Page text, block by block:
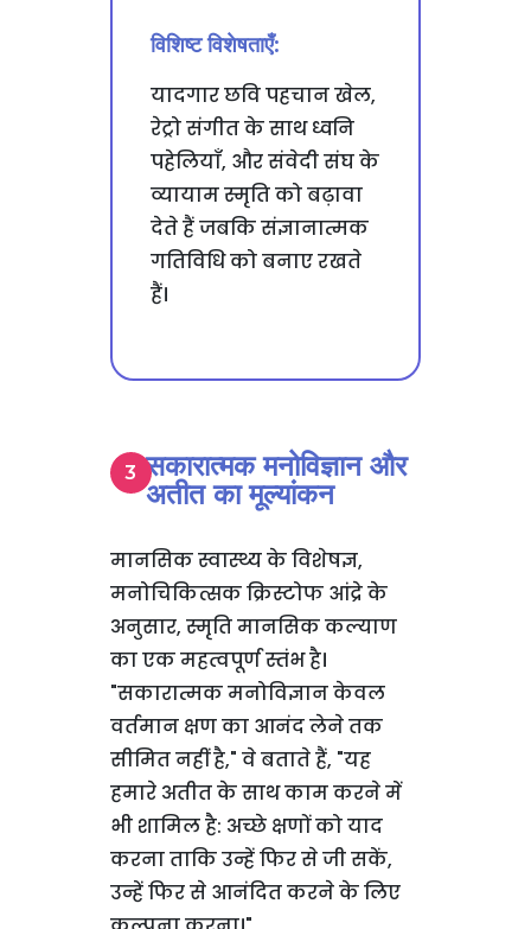
विशिष्ट विशेषताएँ:
यादगार छवि पहचान खेल,
रेट्रो संगीत के साथ ध्वनि
पहेलियाँ, और संवेदी संघ के
व्यायाम स्मृति को बढ़ावा
देते हैं जबकि संज्ञानात्मक
गतिविधि को बनाए रखते
हैं।
सकारात्मक मनोविज्ञान और
अतीत का मूल्यांकन
मानसिक स्वास्थ्य के विशेषज्ञ,
मनोचिकित्सक क्रिस्टोफ आंद्रे के
अनुसार, स्मृति मानसिक कल्याण
का एक महत्वपूर्ण स्तंभ है।
"सकारात्मक मनोविज्ञान केवल
वर्तमान क्षण का आनंद लेने तक
सीमित नहीं है," वे बताते हैं, "यह
हमारे अतीत के साथ काम करने में
भी शामिल है: अच्छे क्षणों को याद
करना ताकि उन्हें फिर से जी सकें,
उन्हें फिर से आनंदित करने के लिए